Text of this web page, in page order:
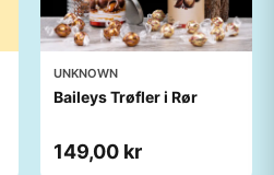
UNKNOWN
Baileys Trøfler i Rør
149,00 kr